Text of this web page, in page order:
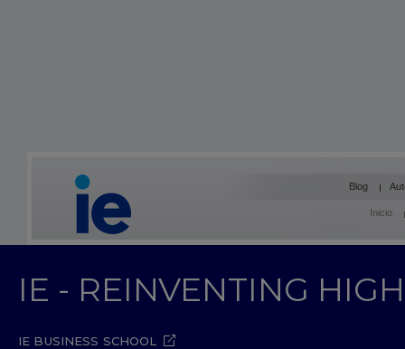
Blog
Inicio
IE - REINVENTING
IE BUSINESS SCHOOL